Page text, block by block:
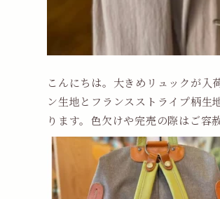
こんにちは。大きめリュックが入
ン生地とフランスストライプ柄生
ります。色欠けや完売の際はご容